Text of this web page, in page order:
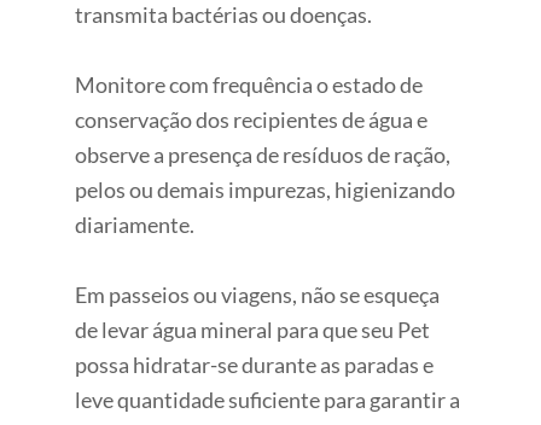
transmita bactérias ou doenças.
Monitore com frequência o estado de
conservação dos recipientes de água e
observe a presença de resíduos de ração,
pelos ou demais impurezas, higienizando
diariamente.
Em passeios ou viagens, não se esqueça
de levar água mineral para que seu Pet
possa hidratar-se durante as paradas e
leve quantidade suficiente para garantir a